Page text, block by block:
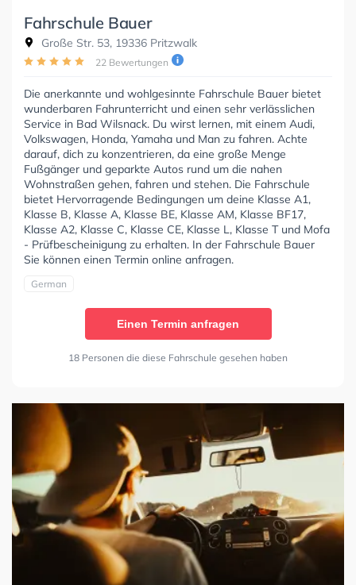
Fahrschule Bauer
Große Str. 53, 19336 Pritzwalk
22 Bewertungen
Die anerkannte und wohlgesinnte Fahrschule Bauer bietet
wunderbaren Fahrunterricht und einen sehr verlässlichen
Service in Bad Wilsnack. Du wirst lernen, mit einem Audi,
Volkswagen, Honda, Yamaha und Man zu fahren. Achte
darauf, dich zu konzentrieren, da eine große Menge
Fußgänger und geparkte Autos rund um die nahen
Wohnstraßen gehen, fahren und stehen. Die Fahrschule
bietet Hervorragende Bedingungen um deine Klasse A1,
Klasse B, Klasse A, Klasse BE, Klasse AM, Klasse BF17,
Klasse A2, Klasse C, Klasse CE, Klasse L, Klasse T und Mofa
- Prüfbescheinigung zu erhalten. In der Fahrschule Bauer
Sie können einen Termin online anfragen.
German
Einen Termin anfragen
18 Personen die diese Fahrschule gesehen haben